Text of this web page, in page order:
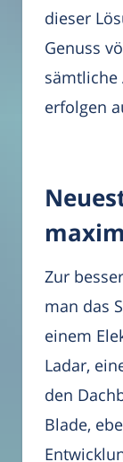
dieser
Genuss
sämtliche
erfolgen
Zur
man das
einem
Ladar,
den
Blade,